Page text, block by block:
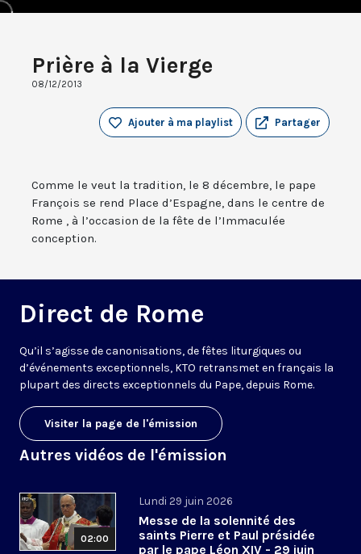
Prière à la Vierge
08/12/2013
Partager
Ajouter à ma playlist
Comme le veut la tradition, le 8 décembre, le pape
François se rend Place d’Espagne, dans le centre de
Rome , à l’occasion de la fête de l’Immaculée
conception.
Direct de Rome
Qu’il s’agisse de canonisations, de fêtes liturgiques ou
d’événements exceptionnels, KTO retransmet en français la
plupart des directs exceptionnels du Pape, depuis Rome.
Visiter la page de l'émission
Autres vidéos de l'émission
02:00
Lundi 29 juin 2026
Messe de la solennité des
saints Pierre et Paul présidée
par le pape Léon XIV - 29 juin